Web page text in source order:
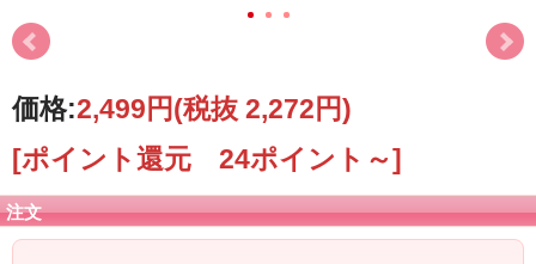
価格:2,499円(税抜 2,272円)
[ポイント還元 24ポイント～]
注文